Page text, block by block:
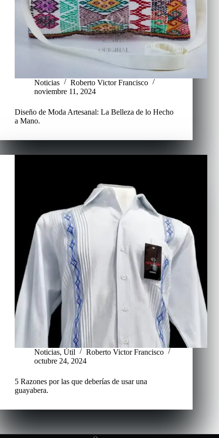
Noticias
Roberto Victor Francisco
noviembre 11, 2024
Diseño de Moda Artesanal: La Belleza de lo Hecho
a Mano.
Noticias, Útil
Roberto Victor Francisco
octubre 24, 2024
5 Razones por las que deberías de usar una
guayabera.